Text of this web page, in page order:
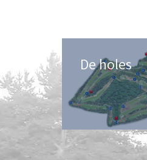
De holes